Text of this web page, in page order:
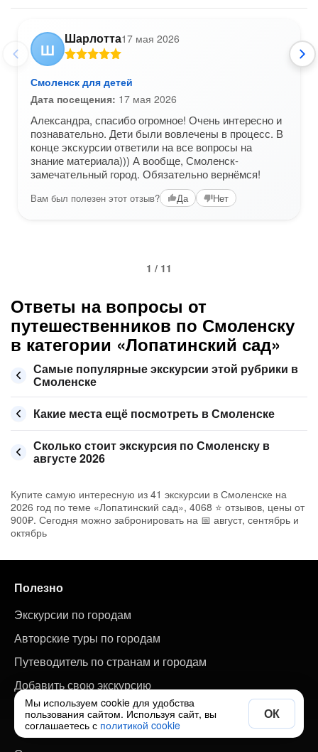
Ш
Шарлотта17 мая 2026
Смоленск для детей
Дата посещения: 17 мая 2026
Александра, спасибо огромное! Очень интересно и
познавательно. Дети были вовлечены в процесс. В
конце экскурсии ответили на все вопросы на
знание материала))) А вообще, Смоленск-
замечательный город. Обязательно вернёмся!
Вам был полезен этот отзыв? Да Нет
1 / 11
Ответы на вопросы от
путешественников по Смоленску
в категории «Лопатинский сад»
Самые популярные экскурсии этой рубрики в
Смоленске
Какие места ещё посмотреть в Смоленске
Сколько стоит экскурсия по Смоленску в
августе 2026
Купите самую интересную из 41 экскурсии в Смоленске на
2026 год по теме «Лопатинский сад», 4068 ⭐ отзывов, цены от
900₽. Сегодня можно забронировать на 📅 август, сентябрь и
октябрь
Полезно
Экскурсии по городам
Авторские туры по городам
Путеводитель по странам и городам
Добавить свою экскурсию
О сайте
Мы используем cookie для удобства
пользования сайтом. Используя сайт, вы
соглашаетесь с политикой cookie
ОК